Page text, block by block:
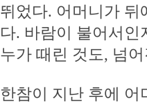
뛰었다. 어머니가 뒤
다. 바람이 불어서
누가 때린 것도, 넘
한참이 지난 후에 어